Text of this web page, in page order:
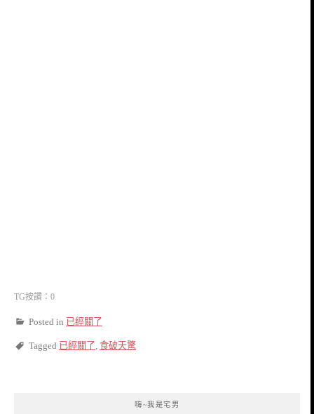
TG按讚：0
Posted in 已經關了
Tagged 已經關了 食破天驚
嗨~我是宅男